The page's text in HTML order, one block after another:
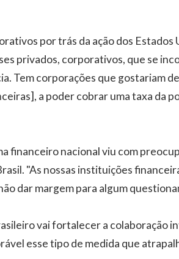
por trás da ação dos Estados
privados, corporativos, que se
Tem corporações que gostariam
a poder cobrar uma taxa da
financeiro nacional viu com
"As nossas instituições
dar margem para algum
vai fortalecer a colaboração
esse tipo de medida que